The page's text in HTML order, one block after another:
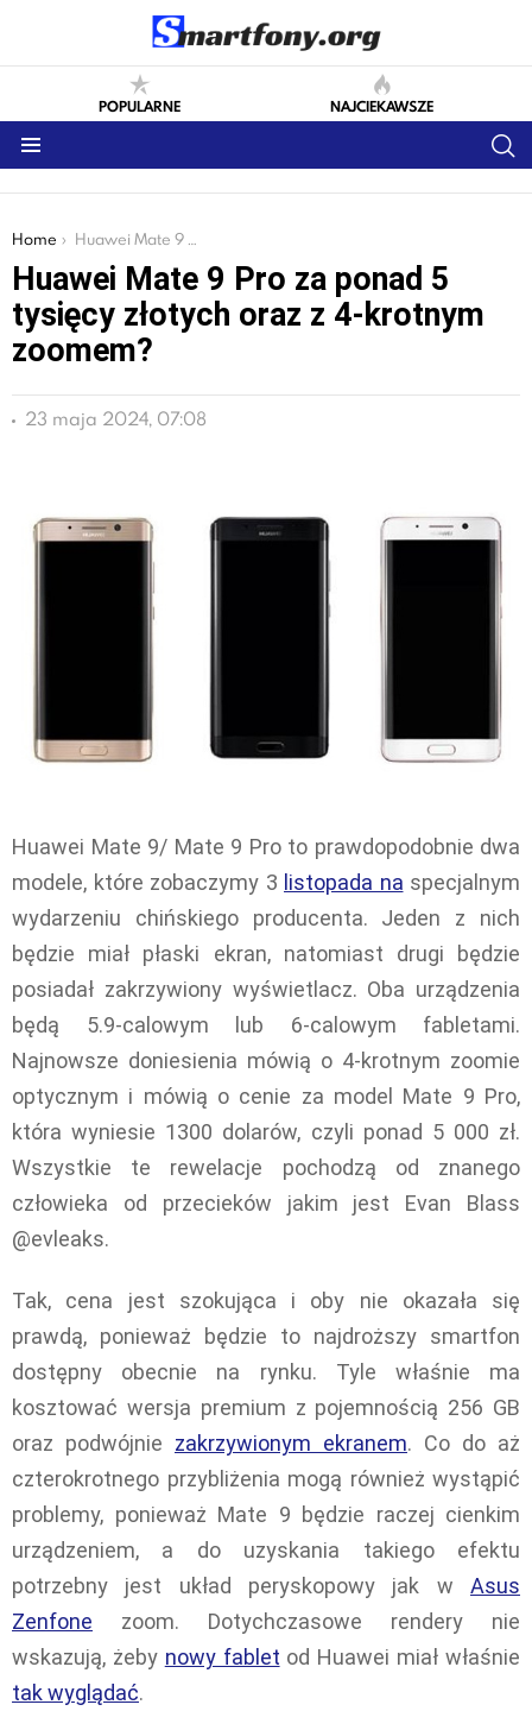
POPULARNE NAJCIEKAWSZE
You are here:
Home Huawei Mate 9 Pro za ponad 5 tysięcy złotych oraz z 4-krotnym zoomem?
Huawei Mate 9 Pro za ponad 5
tysięcy złotych oraz z 4-krotnym
zoomem?
23 maja 2024, 07:08
Huawei Mate 9/ Mate 9 Pro to prawdopodobnie dwa
modele, które zobaczymy 3 listopada na specjalnym
wydarzeniu chińskiego producenta. Jeden z nich
będzie miał płaski ekran, natomiast drugi będzie
posiadał zakrzywiony wyświetlacz. Oba urządzenia
będą 5.9-calowym lub 6-calowym fabletami.
Najnowsze doniesienia mówią o 4-krotnym zoomie
optycznym i mówią o cenie za model Mate 9 Pro,
która wyniesie 1300 dolarów, czyli ponad 5 000 zł.
Wszystkie te rewelacje pochodzą od znanego
człowieka od przecieków jakim jest Evan Blass
@evleaks.
Tak, cena jest szokująca i oby nie okazała się
prawdą, ponieważ będzie to najdroższy smartfon
dostępny obecnie na rynku. Tyle właśnie ma
kosztować wersja premium z pojemnością 256 GB
oraz podwójnie zakrzywionym ekranem. Co do aż
czterokrotnego przybliżenia mogą również wystąpić
problemy, ponieważ Mate 9 będzie raczej cienkim
urządzeniem, a do uzyskania takiego efektu
potrzebny jest układ peryskopowy jak w Asus
Zenfone zoom. Dotychczasowe rendery nie
wskazują, żeby nowy fablet od Huawei miał właśnie
tak wyglądać.